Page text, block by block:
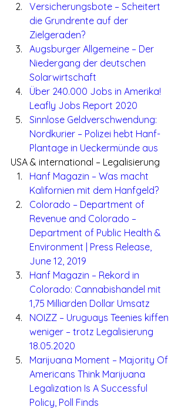
Versicherungsbote – Scheitert
die Grundrente auf der
Zielgeraden?
Augsburger Allgemeine – Der
Niedergang der deutschen
Solarwirtschaft
Über 240.000 Jobs in Amerika!
Leafly Jobs Report 2020
Sinnlose Geldverschwendung:
Nordkurier – Polizei hebt Hanf-
Plantage in Ueckermünde aus
USA & international – Legalisierung
Hanf Magazin – Was macht
Kalifornien mit dem Hanfgeld?
Colorado – Department of
Revenue and Colorado –
Department of Public Health &
Environment | Press Release,
June 12, 2019
Hanf Magazin – Rekord in
Colorado: Cannabishandel mit
1,75 Milliarden Dollar Umsatz
NOIZZ – Uruguays Teenies kiffen
weniger – trotz Legalisierung
18.05.2020
Marijuana Moment – Majority Of
Americans Think Marijuana
Legalization Is A Successful
Policy, Poll Finds